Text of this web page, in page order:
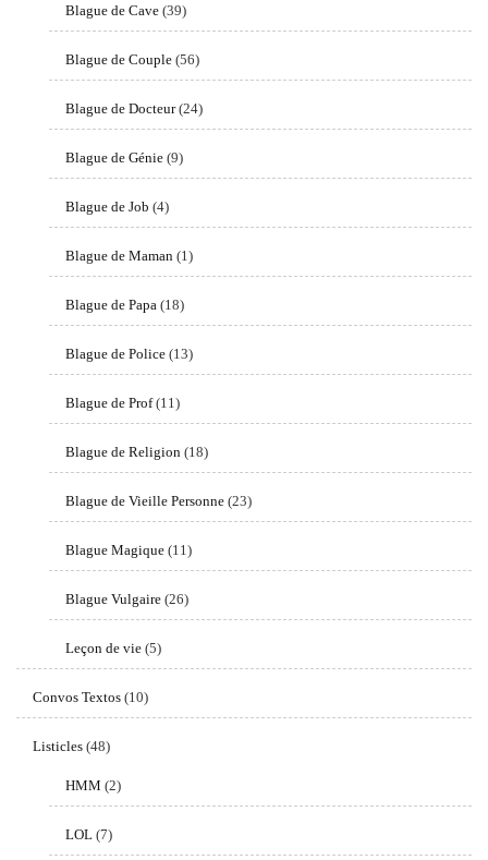
Blague de Cave (39)
Blague de Couple (56)
Blague de Docteur(24)
Blague de Génie (9)
Blague de Job (4)
Blague de Maman (1)
Blague de Papa (18)
Blague de Police (13)
Blague de Prof(11)
Blague de Religion (18)
Blague de Vieille Personne (23)
Blague Magique (11)
Blague Vulgaire (26)
Leçon de vie (5)
Convos Textos (10)
Listicles (48)
HMM (2)
LOL (7)